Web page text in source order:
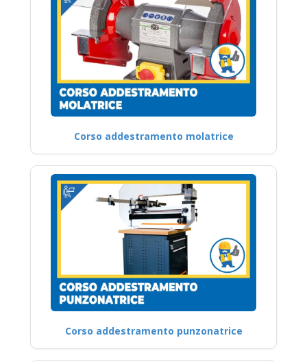
Corso addestramento molatrice
Corso addestramento punzonatrice